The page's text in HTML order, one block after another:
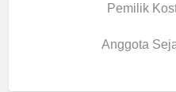
Pemilik
Anggota